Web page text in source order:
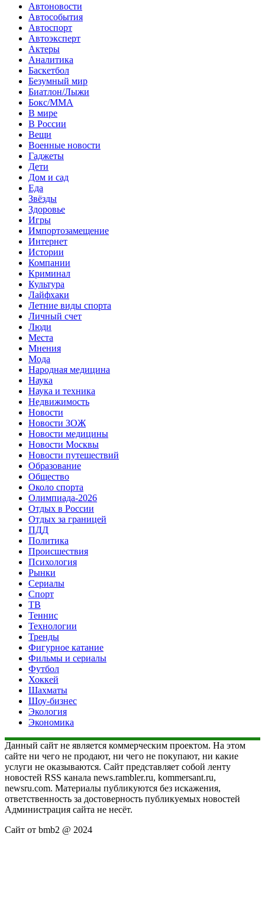
Автоновости
Автособытия
Автоспорт
Автоэксперт
Актеры
Аналитика
Баскетбол
Безумный мир
Биатлон/Лыжи
Бокс/MMA
В мире
В России
Вещи
Военные новости
Гаджеты
Дети
Дом и сад
Еда
Звёзды
Здоровье
Игры
Импортозамещение
Интернет
Истории
Компании
Криминал
Культура
Лайфхаки
Летние виды спорта
Личный счет
Люди
Места
Мнения
Мода
Народная медицина
Наука
Наука и техника
Недвижимость
Новости
Новости ЗОЖ
Новости медицины
Новости Москвы
Новости путешествий
Образование
Общество
Около спорта
Олимпиада-2026
Отдых в России
Отдых за границей
ПДД
Политика
Происшествия
Психология
Рынки
Сериалы
Спорт
ТВ
Теннис
Технологии
Тренды
Фигурное катание
Фильмы и сериалы
Футбол
Хоккей
Шахматы
Шоу-бизнес
Экология
Экономика
Данный сайт не является коммерческим проектом. На этом
сайте ни чего не продают, ни чего не покупают, ни какие
услуги не оказываются. Сайт представляет собой ленту
новостей RSS канала news.rambler.ru, kommersant.ru,
newsru.com. Материалы публикуются без искажения,
ответственность за достоверность публикуемых новостей
Администрация сайта не несёт.
Сайт от bmb2 @ 2024